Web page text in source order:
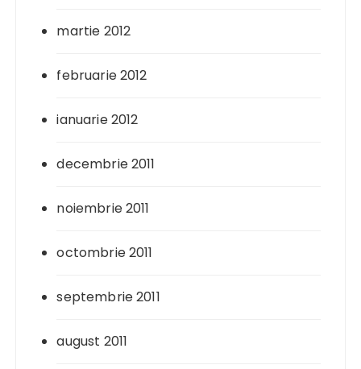
martie 2012
februarie 2012
ianuarie 2012
decembrie 2011
noiembrie 2011
octombrie 2011
septembrie 2011
august 2011